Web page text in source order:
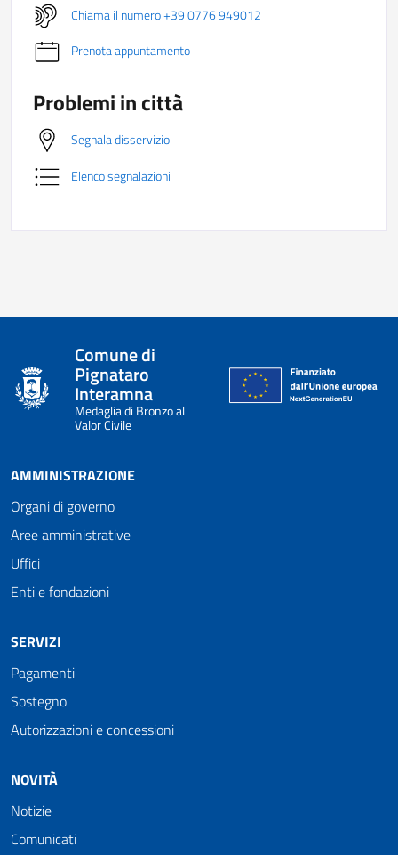
Chiama il numero +39 0776 949012
Prenota appuntamento
Problemi in città
Segnala disservizio
Elenco segnalazioni
Comune di
Pignataro
Interamna
Medaglia di Bronzo al
Valor Civile
AMMINISTRAZIONE
Organi di governo
Aree amministrative
Uffici
Enti e fondazioni
SERVIZI
Pagamenti
Sostegno
Autorizzazioni e concessioni
NOVITÀ
Notizie
Comunicati